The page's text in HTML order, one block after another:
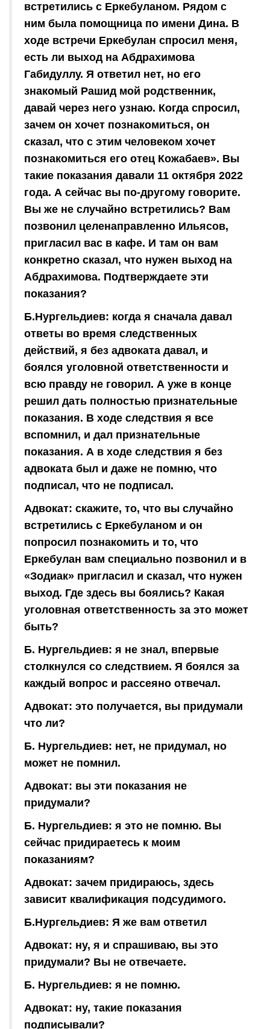
встретились с Еркебуланом. Рядом с
ним была помощница по имени Дина. В
ходе встречи Еркебулан спросил меня,
есть ли выход на Абдрахимова
Габидуллу. Я ответил нет, но его
знакомый Рашид мой родственник,
давай через него узнаю. Когда спросил,
зачем он хочет познакомиться, он
сказал, что с этим человеком хочет
познакомиться его отец Кожабаев». Вы
такие показания давали 11 октября 2022
года. А сейчас вы по-другому говорите.
Вы же не случайно встретились? Вам
позвонил целенаправленно Ильясов,
пригласил вас в кафе. И там он вам
конкретно сказал, что нужен выход на
Абдрахимова. Подтверждаете эти
показания?
Б.Нургельдиев: когда я сначала давал
ответы во время следственных
действий, я без адвоката давал, и
боялся уголовной ответственности и
всю правду не говорил. А уже в конце
решил дать полностью признательные
показания. В ходе следствия я все
вспомнил, и дал признательные
показания. А в ходе следствия я без
адвоката был и даже не помню, что
подписал, что не подписал.
Адвокат: скажите, то, что вы случайно
встретились с Еркебуланом и он
попросил познакомить и то, что
Еркебулан вам специально позвонил и в
«Зодиак» пригласил и сказал, что нужен
выход. Где здесь вы боялись? Какая
уголовная ответственность за это может
быть?
Б. Нургельдиев: я не знал, впервые
столкнулся со следствием. Я боялся за
каждый вопрос и рассеяно отвечал.
Адвокат: это получается, вы придумали
что ли?
Б. Нургельдиев: нет, не придумал, но
может не помнил.
Адвокат: вы эти показания не
придумали?
Б. Нургельдиев: я это не помню. Вы
сейчас придираетесь к моим
показаниям?
Адвокат: зачем придираюсь, здесь
зависит квалификация подсудимого.
Б.Нургельдиев: Я же вам ответил
Адвокат: ну, я и спрашиваю, вы это
придумали? Вы не отвечаете.
Б. Нургельдиев: я не помню.
Адвокат: ну, такие показания
подписывали?